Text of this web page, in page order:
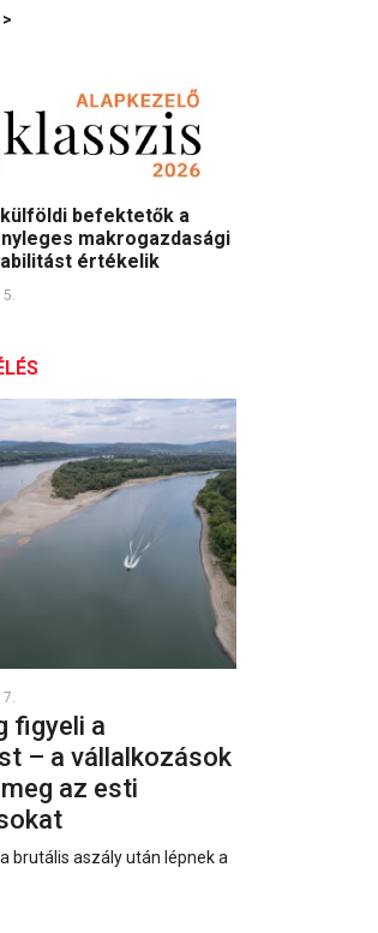
befektetők a
makrogazdasági
értékelik
5.
7.
figyeli a
– a vállalkozások
az esti
brutális aszály után lépnek a